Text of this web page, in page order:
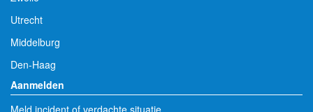
Utrecht
Middelburg
Den-Haag
Aanmelden
Meld incident of verdachte situatie